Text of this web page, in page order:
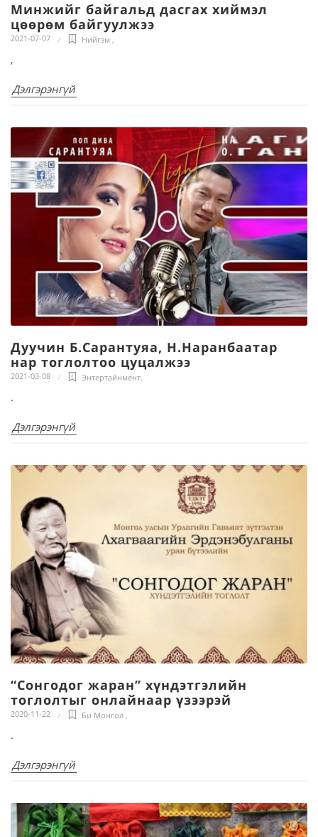
Минжийг байгальд дасгах хиймэл
цөөрөм байгуулжээ
2021-07-07 Нийгэм ,
,
Дэлгэрэнгүй
Дуучин Б.Сарантуяа, Н.Наранбаатар
нар тоглолтоо цуцалжээ
2021-03-08 Энтертайнмент,
.
Дэлгэрэнгүй
“Сонгодог жаран” хүндэтгэлийн
тоглолтыг онлайнаар үзээрэй
2020-11-22 Би Монгол ,
.
Дэлгэрэнгүй